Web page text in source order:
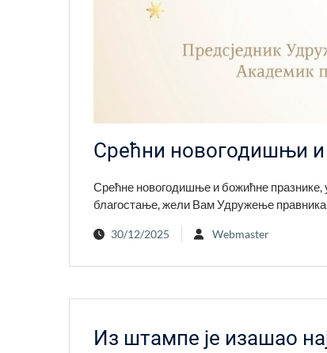
Срећни новогодишњи
Срећне новогодишње и божићне
благостање, жели Вам Удружење
30/12/2025 Webmaster
Из штампе је изашао